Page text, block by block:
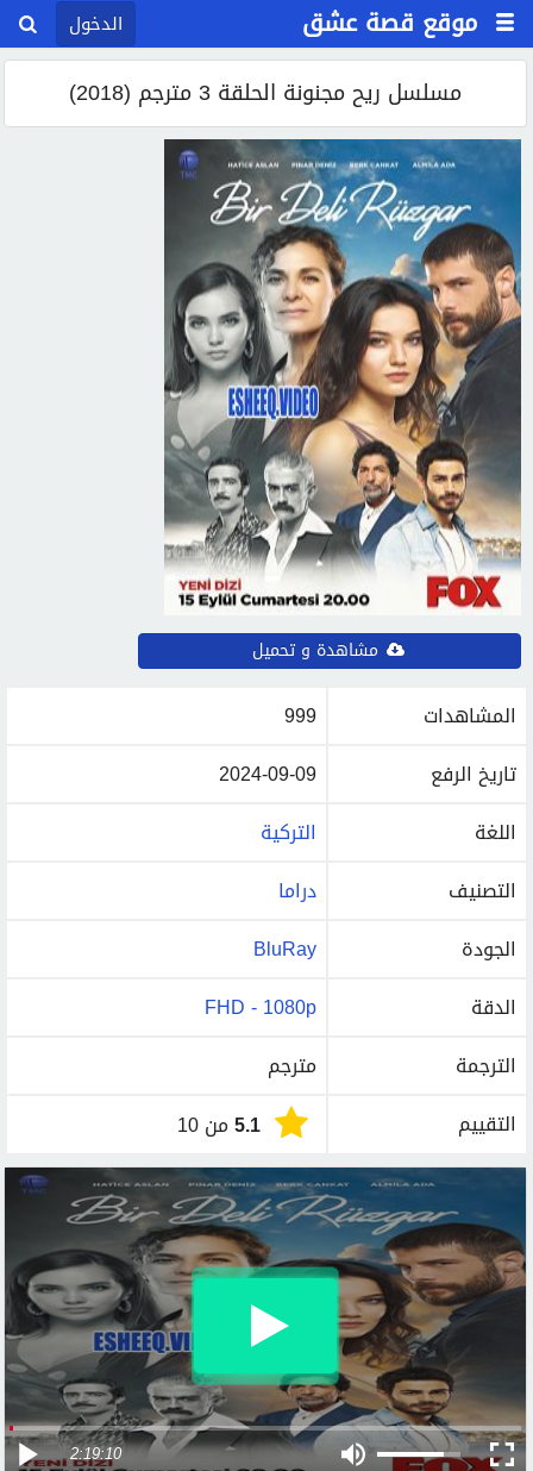
موقع قصة عشق الدخول
مسلسل ريح مجنونة الحلقة 3 مترجم (2018)
مشاهدة و تحميل
المشاهدات
999
تاريخ الرفع
2024-09-09
اللغة
التركية
التصنيف
دراما
الجودة
BluRay
الدقة
FHD - 1080p
الترجمة
مترجم
التقييم
5.1من 10
2:19:10